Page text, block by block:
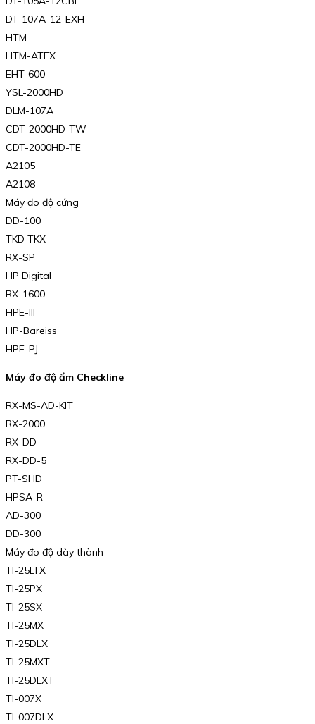
DT-107A-12-EXH
HTM
HTM-ATEX
EHT-600
YSL-2000HD
DLM-107A
CDT-2000HD-TW
CDT-2000HD-TE
A2105
A2108
Máy đo độ cứng
DD-100
TKD TKX
RX-SP
HP Digital
RX-1600
HPE-III
HP-Bareiss
HPE-PJ
Máy đo độ ẩm Checkline
RX-MS-AD-KIT
RX-2000
RX-DD
RX-DD-5
PT-SHD
HPSA-R
AD-300
DD-300
Máy đo độ dày thành
TI-25LTX
TI-25PX
TI-25SX
TI-25MX
TI-25DLX
TI-25MXT
TI-25DLXT
TI-007X
TI-007DLX